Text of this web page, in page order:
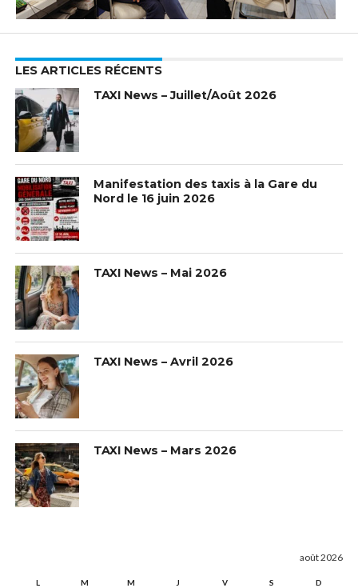
LES ARTICLES RÉCENTS
TAXI News – Juillet/Août 2026
Manifestation des taxis à la Gare du
Nord le 16 juin 2026
TAXI News – Mai 2026
TAXI News – Avril 2026
TAXI News – Mars 2026
août 2026
L M M J V S D